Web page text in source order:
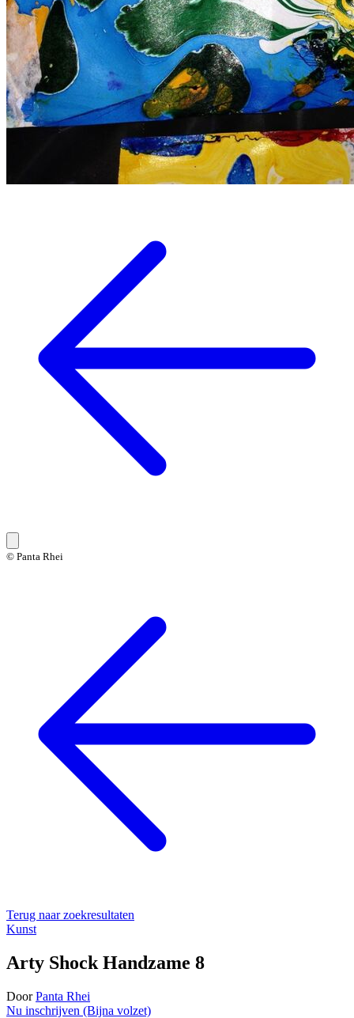
© Panta Rhei
Terug naar zoekresultaten
Kunst
Arty Shock Handzame 8
Door Panta Rhei
Nu inschrijven (Bijna volzet)